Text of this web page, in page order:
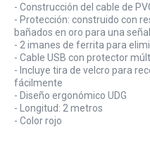
- Construcción del cable de
- Protección: construido con
bañados en oro para una
- 2 imanes de ferrita para
- Cable USB con protector
- Incluye tira de velcro para
fácilmente
- Diseño ergonómico UDG
- Longitud: 2 metros
- Color rojo